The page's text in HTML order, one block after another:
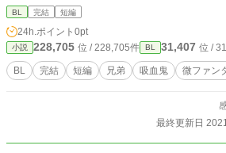
たせいなのか？と 考えてしまい、 純粋に愛してい
冷酷に思われがちだが めちゃくちゃ優しくて 面倒
BL 完結 短編
24h.ポイント 0pt
小説 228,705 位 / 228,705件 BL 31,407 位 /
BL 完結 短編 兄弟 吸血鬼 微ファン
最終更新日